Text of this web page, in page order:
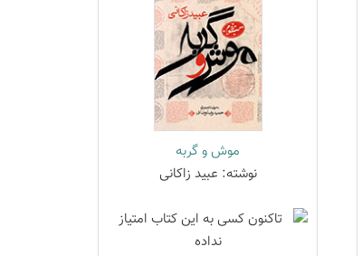
موش و گربه
نوشته: عبید زاکانی